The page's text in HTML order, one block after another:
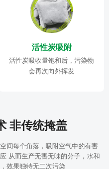
活性炭吸附
活性炭吸收量饱和后，污染物
会再次向外挥发
非传统掩盖
间每个角落，吸附空气中的有害
从而生产无害无味的分子，水和
效果独特无二次污染